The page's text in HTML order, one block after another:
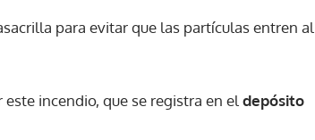
para evitar que las partículas entren al
incendio, que se registra en el depósito